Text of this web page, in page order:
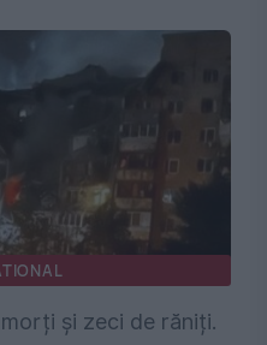
și zeci de răniți.